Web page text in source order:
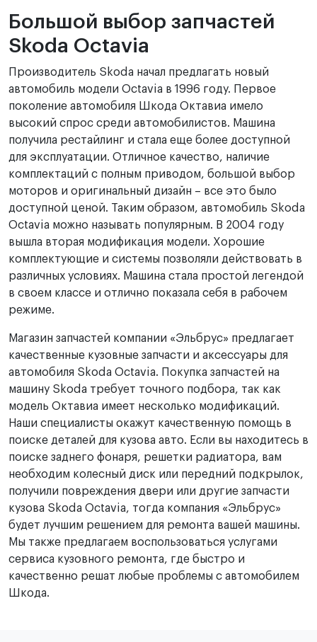
Большой выбор запчастей
Skoda Octavia
Производитель Skoda начал предлагать новый
автомобиль модели Octavia в 1996 году. Первое
поколение автомобиля Шкода Октавиа имело
высокий спрос среди автомобилистов. Машина
получила рестайлинг и стала еще более доступной
для эксплуатации. Отличное качество, наличие
комплектаций с полным приводом, большой выбор
моторов и оригинальный дизайн – все это было
доступной ценой. Таким образом, автомобиль Skoda
Octavia можно называть популярным. В 2004 году
вышла вторая модификация модели. Хорошие
комплектующие и системы позволяли действовать в
различных условиях. Машина стала простой легендой
в своем классе и отлично показала себя в рабочем
режиме.
Магазин запчастей компании «Эльбрус» предлагает
качественные кузовные запчасти и аксессуары для
автомобиля Skoda Octavia. Покупка запчастей на
машину Skoda требует точного подбора, так как
модель Октавиа имеет несколько модификаций.
Наши специалисты окажут качественную помощь в
поиске деталей для кузова авто. Если вы находитесь в
поиске заднего фонаря, решетки радиатора, вам
необходим колесный диск или передний подкрылок,
получили повреждения двери или другие запчасти
кузова Skoda Octavia, тогда компания «Эльбрус»
будет лучшим решением для ремонта вашей машины.
Мы также предлагаем воспользоваться услугами
сервиса кузовного ремонта, где быстро и
качественно решат любые проблемы с автомобилем
Шкода.